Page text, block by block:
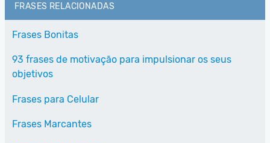
FRASES RELACIONADAS
Frases Bonitas
93 frases de motivação para impulsionar os seus
objetivos
Frases para Celular
Frases Marcantes